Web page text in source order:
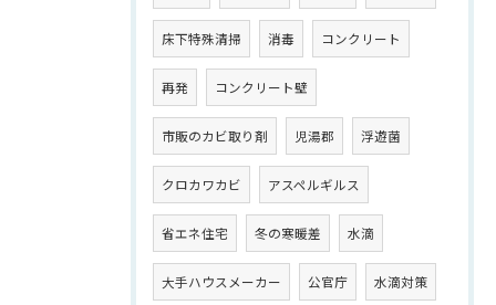
床下特殊清掃 消毒 コンクリート
再発 コンクリート壁
市販のカビ取り剤 児湯郡 浮遊菌
クロカワカビ アスペルギルス
省エネ住宅 冬の寒暖差 水滴
大手ハウスメーカー 公官庁 水滴対策